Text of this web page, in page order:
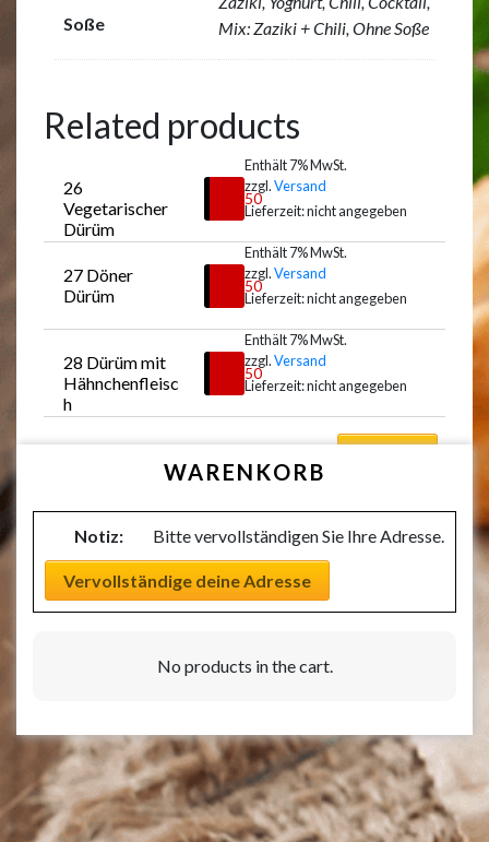
Soße
Mix: Zaziki + Chili, Ohne Soße
Related products
26
Vegetarischer
Dürüm
7,50
Enthält 7% MwSt.
zzgl.Versand
Lieferzeit: nicht angegeben
27 Döner
Dürüm
8,50
Enthält 7% MwSt.
zzgl.Versand
Lieferzeit: nicht angegeben
28 Dürüm mit
Hähnchenfleisc
h
8,50
Enthält 7% MwSt.
zzgl.Versand
Lieferzeit: nicht angegeben
WARENKORB
Notiz: Bitte vervollständigen Sie Ihre Adresse.
Vervollständige deine Adresse
No products in the cart.